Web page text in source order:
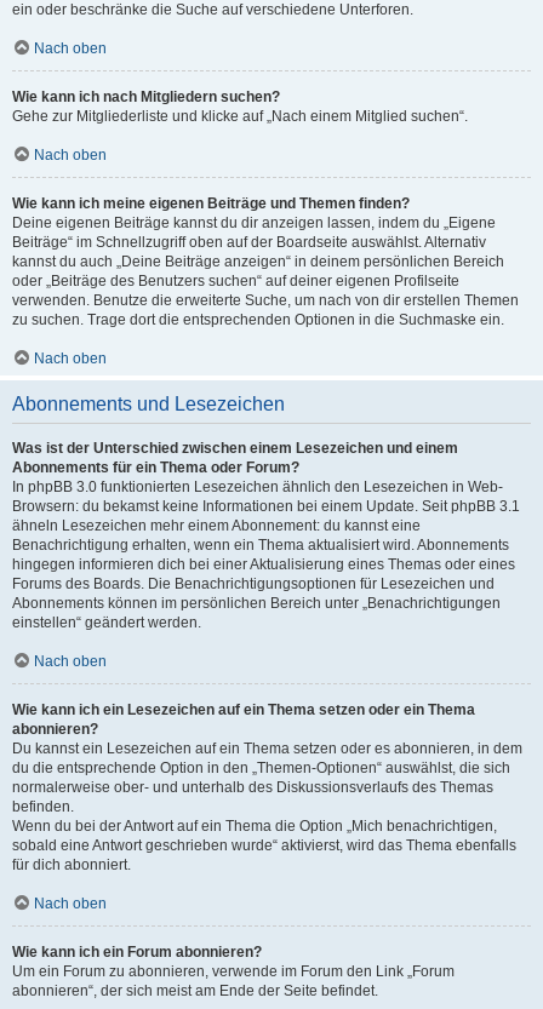
ein oder beschränke die Suche auf verschiedene Unterforen.
Nach oben
Wie kann ich nach Mitgliedern suchen?
Gehe zur Mitgliederliste und klicke auf „Nach einem Mitglied suchen“.
Nach oben
Wie kann ich meine eigenen Beiträge und Themen finden?
Deine eigenen Beiträge kannst du dir anzeigen lassen, indem du „Eigene
Beiträge“ im Schnellzugriff oben auf der Boardseite auswählst. Alternativ
kannst du auch „Deine Beiträge anzeigen“ in deinem persönlichen Bereich
oder „Beiträge des Benutzers suchen“ auf deiner eigenen Profilseite
verwenden. Benutze die erweiterte Suche, um nach von dir erstellen Themen
zu suchen. Trage dort die entsprechenden Optionen in die Suchmaske ein.
Nach oben
Abonnements und Lesezeichen
Was ist der Unterschied zwischen einem Lesezeichen und einem
Abonnements für ein Thema oder Forum?
In phpBB 3.0 funktionierten Lesezeichen ähnlich den Lesezeichen in Web-
Browsern: du bekamst keine Informationen bei einem Update. Seit phpBB 3.1
ähneln Lesezeichen mehr einem Abonnement: du kannst eine
Benachrichtigung erhalten, wenn ein Thema aktualisiert wird. Abonnements
hingegen informieren dich bei einer Aktualisierung eines Themas oder eines
Forums des Boards. Die Benachrichtigungsoptionen für Lesezeichen und
Abonnements können im persönlichen Bereich unter „Benachrichtigungen
einstellen“ geändert werden.
Nach oben
Wie kann ich ein Lesezeichen auf ein Thema setzen oder ein Thema
abonnieren?
Du kannst ein Lesezeichen auf ein Thema setzen oder es abonnieren, in dem
du die entsprechende Option in den „Themen-Optionen“ auswählst, die sich
normalerweise ober- und unterhalb des Diskussionsverlaufs des Themas
befinden.
Wenn du bei der Antwort auf ein Thema die Option „Mich benachrichtigen,
sobald eine Antwort geschrieben wurde“ aktivierst, wird das Thema ebenfalls
für dich abonniert.
Nach oben
Wie kann ich ein Forum abonnieren?
Um ein Forum zu abonnieren, verwende im Forum den Link „Forum
abonnieren“, der sich meist am Ende der Seite befindet.